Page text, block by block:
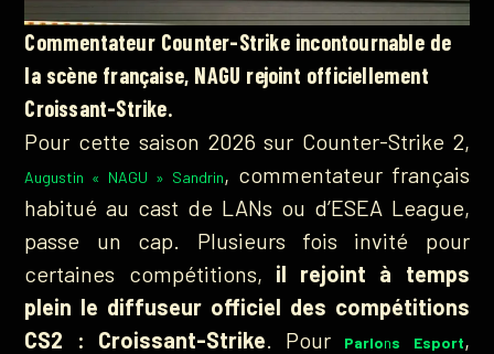
Commentateur Counter-Strike incontournable de
la scène française, NAGU rejoint officiellement
Croissant-Strike.
Pour cette saison 2026 sur Counter-Strike 2,
Augustin « NAGU » Sandrin, commentateur français
habitué au cast de LANs ou d’ESEA League,
passe un cap. Plusieurs fois invité pour
certaines compétitions, il rejoint à temps
plein le diffuseur officiel des compétitions
CS2 : Croissant-Strike . Pour Parlons Esport,